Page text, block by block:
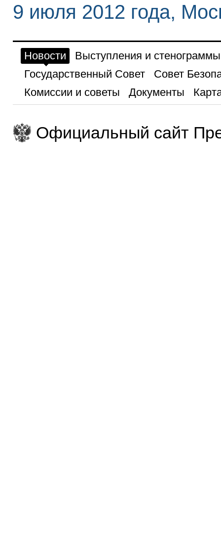
9 июля 2012 года,
Новости
Выступления и стенограммы
Государственный Совет
Совет
Комиссии и советы
Документы
Официальный сайт